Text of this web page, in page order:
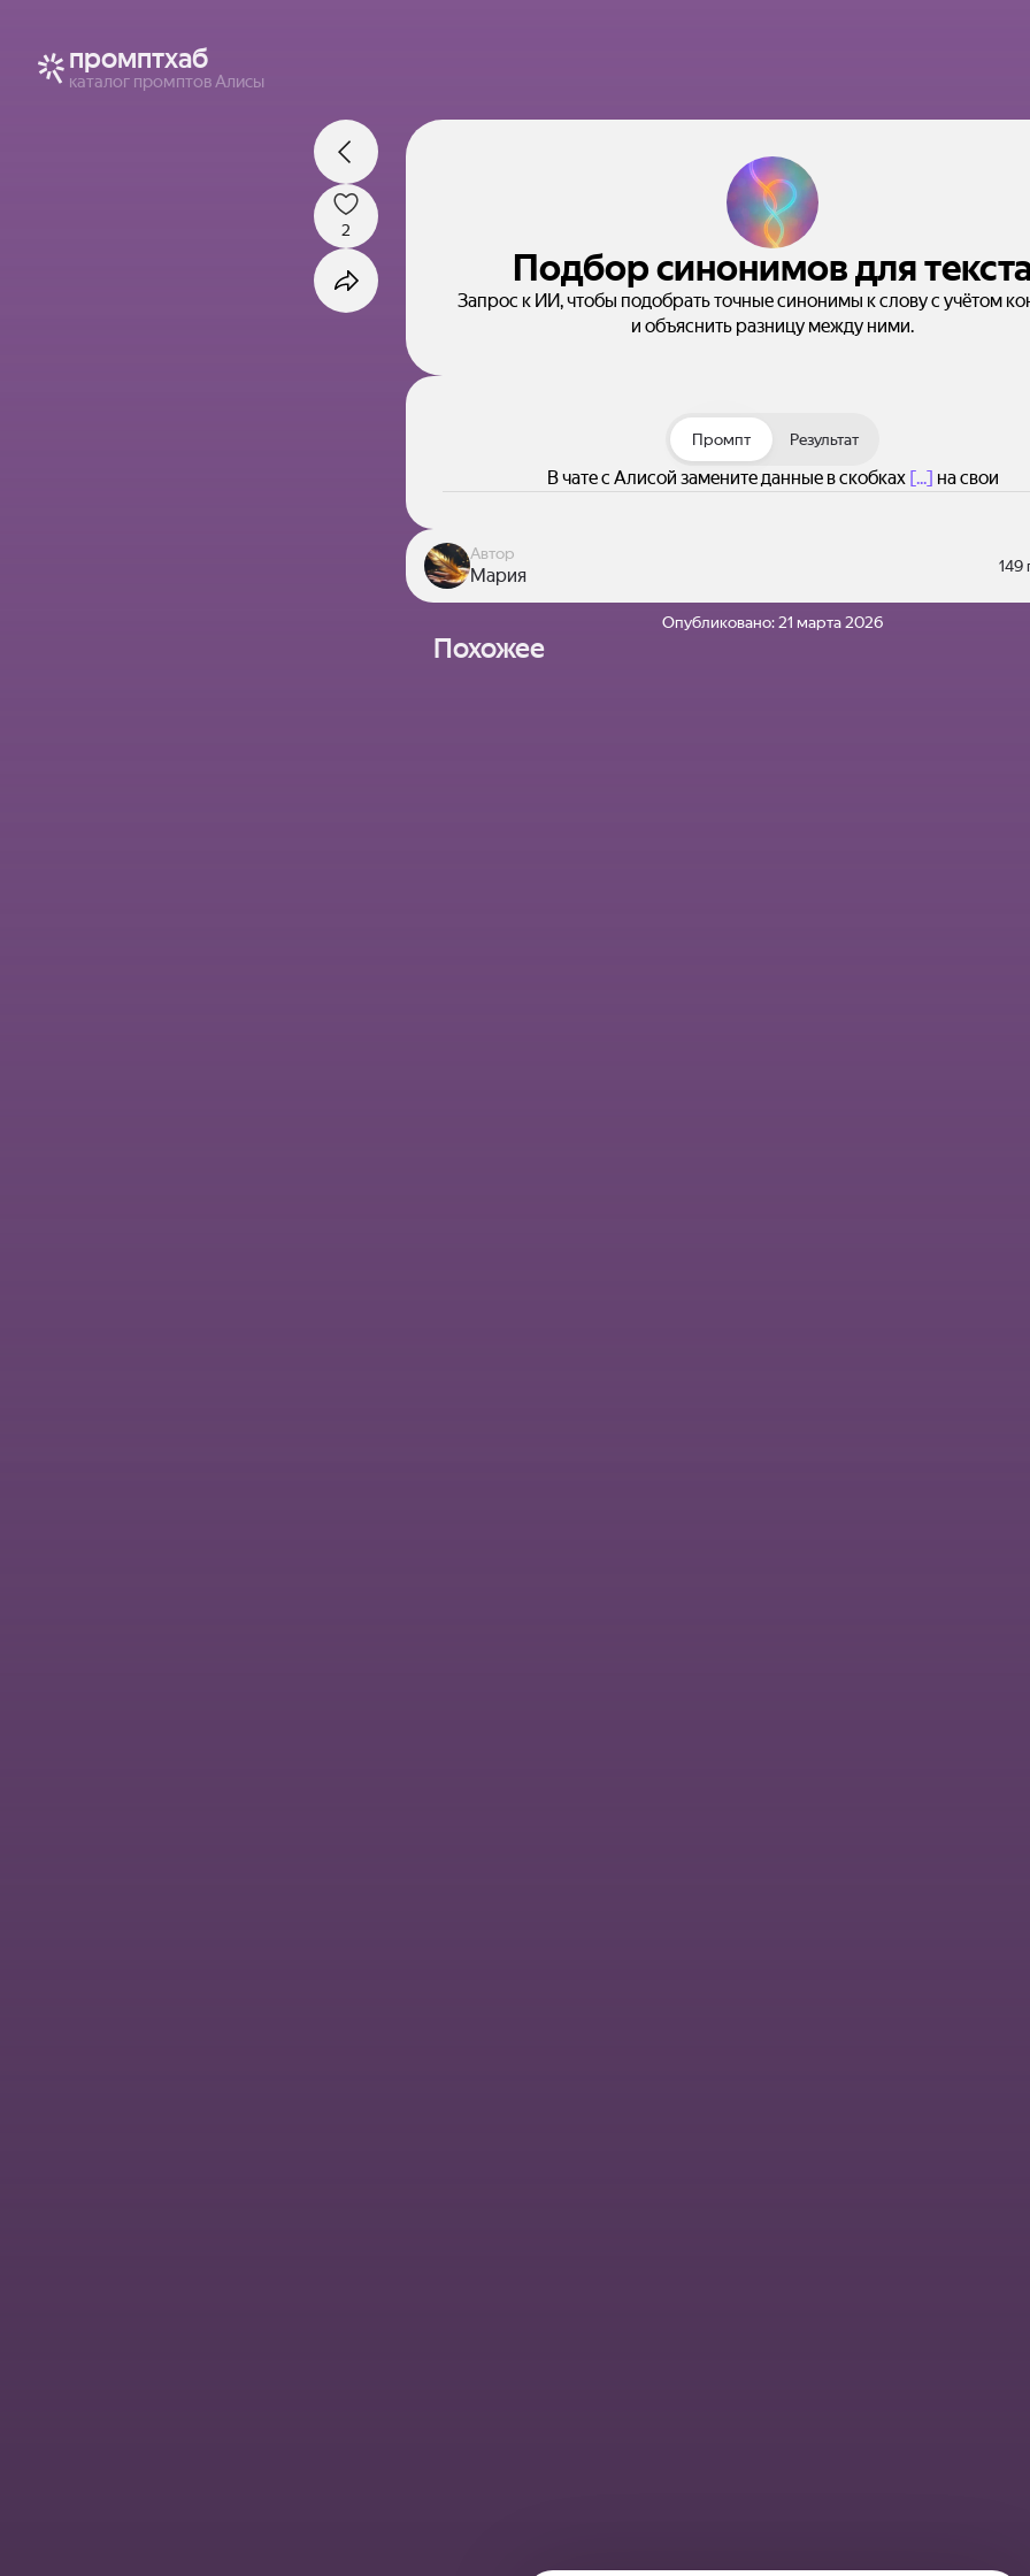
промптхаб
каталог промптов Алисы
Подбор синонимов для
Запрос к ИИ, чтобы подобрать точные синонимы к слову с учётом
и объяснить разницу между ними.
2
Промпт Результат
В чате с Алисой замените данные в скобках [...] на свои
Автор
Мария 149
Опубликовано:21 марта 2026
Похожее